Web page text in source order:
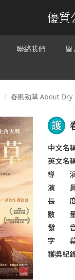
優質
聯絡我們 留
春風勁草 About Dry
護
中文名
英文名
導 演
演 員
長 度
數 量
發 音
字 幕
獲獎紀